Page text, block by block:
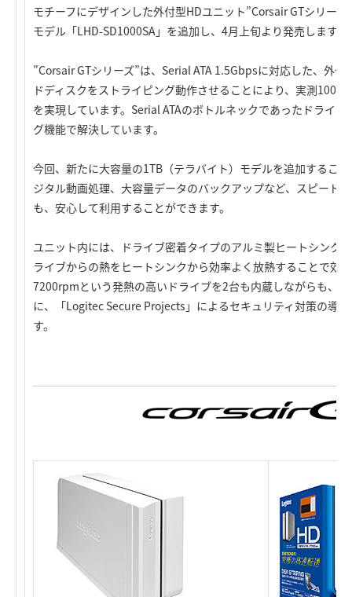
モチーフにデザインした外付型HDユニット”Corsair GTシリー
モデル「LHD-SD1000SA」を追加し、4月上旬より発売します。
”Corsair GTシリーズ”は、Serial ATA 1.5Gbpsに対応した、外
ドディスクをストライピング動作させることにより、実測
を実現しています。Serial ATAのボトルネックであったドライ
グ機能で解決しています。
今回、新たに大容量の1TB（テラバイト）モデルを追加するこ
ジタル動画処理、大容量データのバックアップなど、スピード
も、安心して利用することができます。
ユニット内には、ドライブ密着タイプのアルミ製ヒートシンク
ライブからの熱をヒートシンクから効率よく放熱することで効
7200rpmという発熱の高いドライブを2台も内蔵しながらも、
に、「Logitec Secure Projects」によるセキュリティ対策の導
す。